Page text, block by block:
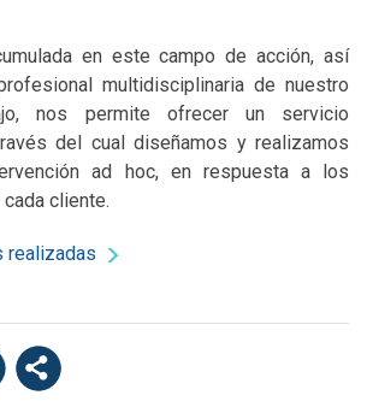
en este campo de acción, así
multidisciplinaria de nuestro
nos permite ofrecer un servicio
del cual diseñamos y realizamos
ad hoc, en respuesta a los
cliente.
realizadas